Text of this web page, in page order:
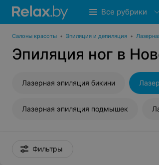
Все рубрики
Салоны красоты • Эпиляция и депиляция •
Эпиляция ног в
Лазерная эпиляция бикини
Лазерная эпиляция подмышек
Фильтры